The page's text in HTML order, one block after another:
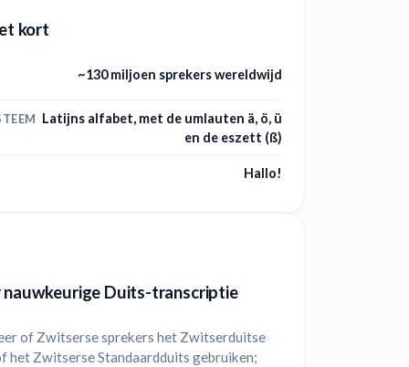
kort
~130 miljoen sprekers wereldwijd
Latijns alfabet, met de umlauten ä, ö, ü
en de eszett (ß)
Hallo!
Duits-transcriptie
of Zwitserse sprekers het Zwitserduitse
het Zwitserse Standaardduits gebruiken;